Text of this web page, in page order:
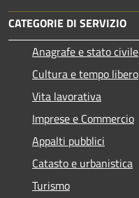
CATEGORIE DI SERVIZIO
Anagrafe e stato civile
Cultura e tempo libero
Vita lavorativa
Imprese e Commercio
Appalti pubblici
Catasto e urbanistica
Turismo